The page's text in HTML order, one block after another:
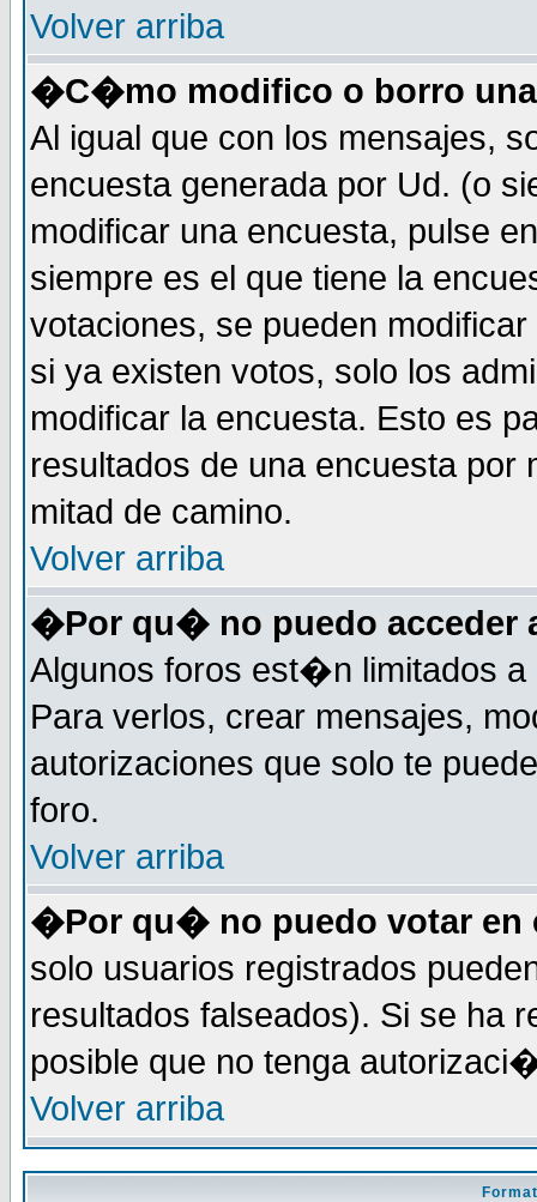
Volver arriba
�C�mo modifico o borro
Al igual que con los mensajes,
encuesta generada por Ud. (o
modificar una encuesta, pulse
siempre es el que tiene la
votaciones, se pueden
si ya existen votos, solo los
modificar la encuesta. Esto es
resultados de una encuesta
mitad de camino.
Volver arriba
�Por qu� no puedo acceder
Algunos foros est�n limitados
Para verlos, crear mensajes,
autorizaciones que solo te
foro.
Volver arriba
�Por qu� no puedo votar en
solo usuarios registrados
resultados falseados). Si se ha
posible que no tenga
Volver arriba